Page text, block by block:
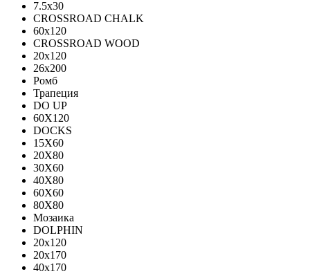
7.5х30
CROSSROAD CHALK
60х120
CROSSROAD WOOD
20х120
26х200
Ромб
Трапеция
DO UP
60X120
DOCKS
15X60
20X80
30X60
40X80
60X60
80X80
Мозаика
DOLPHIN
20x120
20x170
40x170